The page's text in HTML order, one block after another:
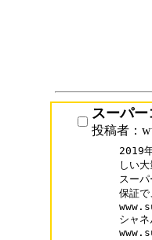
スーパ
投稿者：
2019
しい大
スー
保証で
シャ